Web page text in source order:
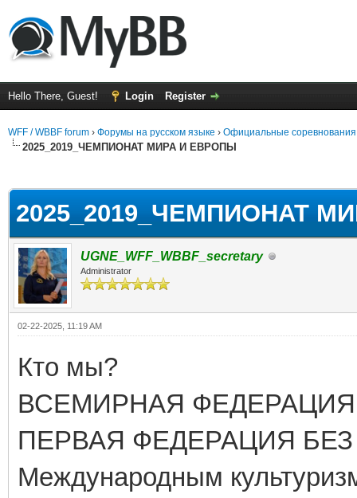
Hello There, Guest! Login Register
WFF / WBBF forum › Форумы на русском языке › Официальные соревнования
2025_2019_ЧЕМПИОНАТ МИРА И ЕВРОПЫ
2025_2019_ЧЕМПИОНАТ
UGNE_WFF_WBBF_secretary
Administrator
02-22-2025, 11:19 AM
Кто мы?
ВСЕМИРНАЯ
ПЕРВАЯ ФЕДЕРАЦИЯ
Международным